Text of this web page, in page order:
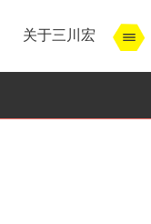
关于三川宏